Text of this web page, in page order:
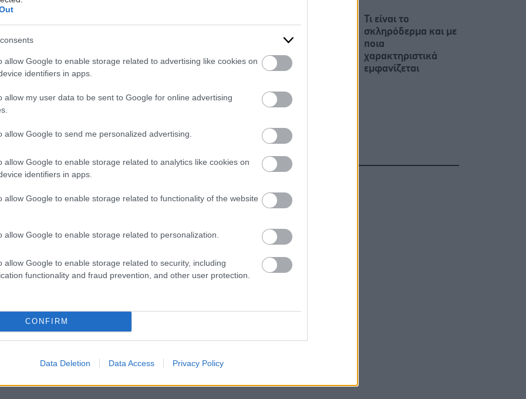
allow Google to enable storage related to advertising like cookies on
identifiers in apps.
allow my user data to be sent to Google for online advertising
allow Google to send me personalized advertising.
allow Google to enable storage related to analytics like cookies on
identifiers in apps.
allow Google to enable storage related to functionality of the website
allow Google to enable storage related to personalization.
allow Google to enable storage related to security, including
functionality and fraud prevention, and other user protection.
CONFIRM
Data Deletion Data Access Privacy Policy
Τι είναι το
σκληρόδερμα και με
ποια
χαρακτηριστικά
εμφανίζεται